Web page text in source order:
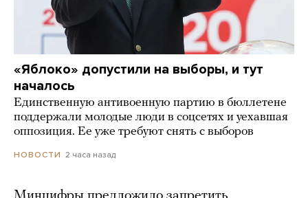
«Яблоко» допустили на выборы, и тут
началось
Единственную антивоенную партию в бюллетене
поддержали молодые люди в соцсетях и уехавшая
оппозиция. Ее уже требуют снять с выборов
НОВОСТИ 2 часа назад